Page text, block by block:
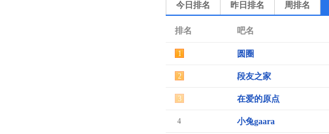
今日排名 昨日排名 周排名
排名 吧名
1 圆圈
2 段友之家
3 在爱的原点
4 小兔gaara